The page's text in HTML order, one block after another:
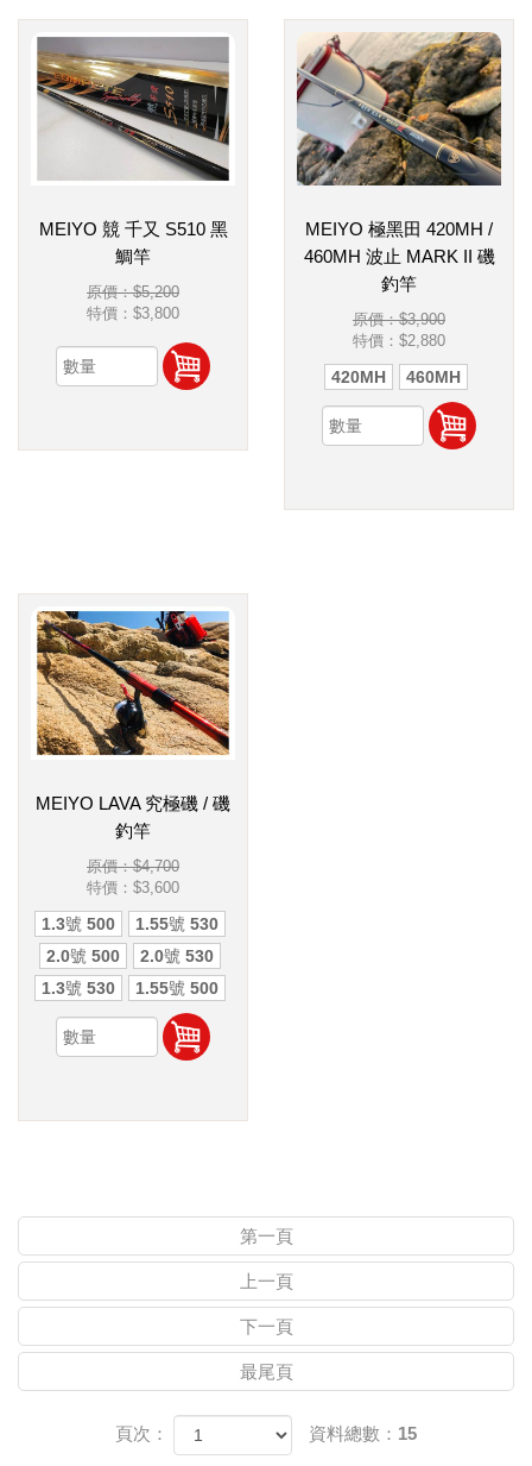
MEIYO 競 千又 S510 黑
鯛竿
原價：$5,200
特價： $3,800
MEIYO 極黑田 420MH /
460MH 波止 MARK II 磯
釣竿
原價：$3,900
特價： $2,880
420MH 460MH
MEIYO LAVA 究極磯 / 磯
釣竿
原價：$4,700
特價： $3,600
1.3號 500
1.55號 530
2.0號 500
2.0號 530
1.3號 530
1.55號 500
第一頁
上一頁
下一頁
最尾頁
頁次： 資料總數：15